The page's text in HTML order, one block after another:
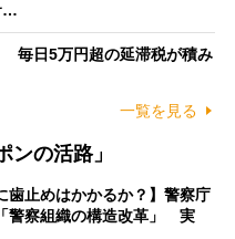
…
毎日5万円超の延滞税が積み
一覧を見る
の活路」
歯止めはかかるか？】警察庁
警察組織の構造改革」 実